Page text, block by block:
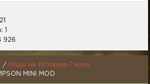
1
926
/
Моды на Историю Героя
MINI MOD